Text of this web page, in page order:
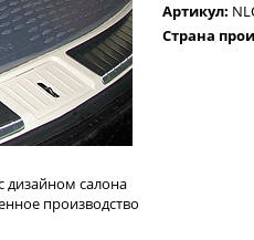
Артикул:
Страна
дизайном салона
производство